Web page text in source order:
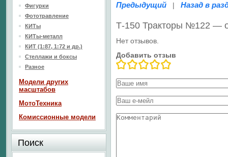
Предыдущий | Назад в
Т-150 Тракторы №122 —
Нет отзывов.
Добавить отзыв
Фигурки
Фототравление
КИТы
КИТы-металл
КИТ (1:87, 1:72 и др.)
Стеллажи и боксы
Разное
Модели других
масштабов
МотоТехника
Комиссионные модели
Поиск